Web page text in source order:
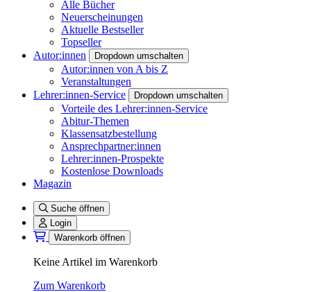
Alle Bücher
Neuerscheinungen
Aktuelle Bestseller
Topseller
Autor:innen
Dropdown umschalten
Autor:innen von A bis Z
Veranstaltungen
Lehrer:innen-Service
Dropdown umschalten
Vorteile des Lehrer:innen-Service
Abitur-Themen
Klassensatzbestellung
Ansprechpartner:innen
Lehrer:innen-Prospekte
Kostenlose Downloads
Magazin
Suche öffnen
Login
Warenkorb öffnen
Keine Artikel im Warenkorb
Zum Warenkorb